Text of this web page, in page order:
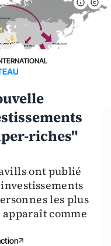
riches"
ont publié
les plus
comme